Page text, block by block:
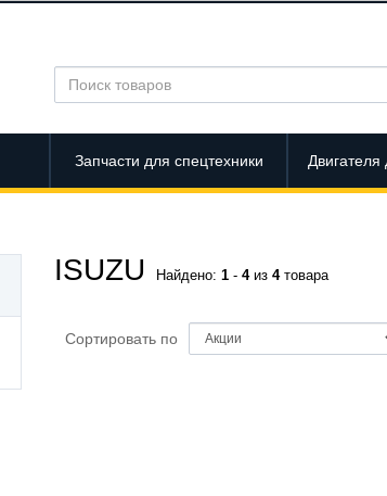
Запчасти для спецтехники Двигателя
ISUZU Найдено: 1 - 4из 4товара
Сортировать по